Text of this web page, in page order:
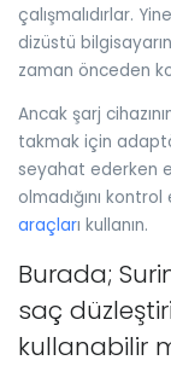
çalışmalıdırlar.
dizüstü
zaman önceden
Ancak şarj
takmak için
seyahat ederken
olmadığını
araçları kullanın.
Burada;
saç
kullanabilir